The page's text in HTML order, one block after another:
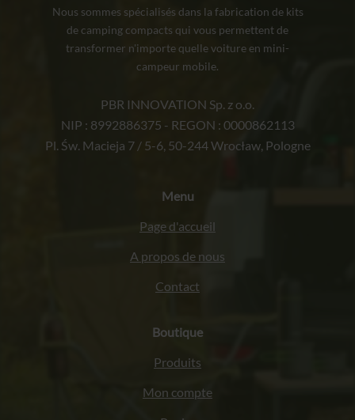
Nous sommes spécialisés dans la fabrication de kits
de camping compacts qui vous permettent de
transformer n'importe quelle voiture en mini-
campeur mobile.
PBR INNOVATION Sp. z o.o.
NIP : 8992886375 - REGON : 0000862113
Pl. Św. Macieja 7 / 5-6, 50-244 Wrocław, Pologne
Menu
Page d'accueil
A propos de nous
Contact
Boutique
Produits
Mon compte